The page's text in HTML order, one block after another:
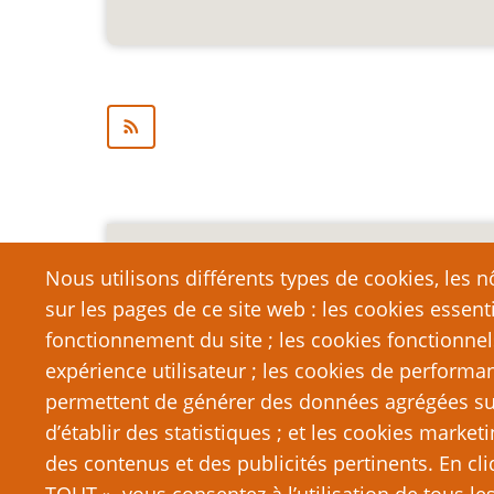
Nous utilisons différents types de cookies, les
sur les pages de ce site web : les cookies
fonctionnement du site ; les cookies
expérience utilisateur ; les cookies de
permettent de générer des données agrégées
d’établir des statistiques ; et les cookies
des contenus et des publicités pertinents. En
Mention légale
Nous vous encourageons à faire un lien vers
qui dépasse la longueur raisonnable d’une
strictement interdite. Si vous reproduisez une
de PTGPTB.fr, et que vous diffusez ladite copie
que vous commettez délibérément une
poursuites judiciaires.